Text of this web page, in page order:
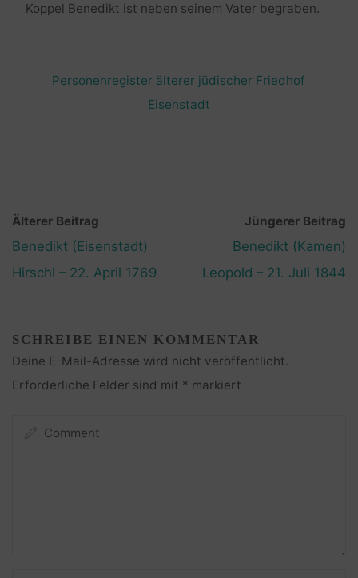
Koppel Benedikt ist neben seinem Vater begraben.
Personenregister älterer jüdischer Friedhof
Eisenstadt
Älterer Beitrag
Benedikt (Eisenstadt)
Hirschl – 22. April 1769
Jüngerer Beitrag
Benedikt (Kamen)
Leopold – 21. Juli 1844
SCHREIBE EINEN KOMMENTAR
Deine E-Mail-Adresse wird nicht veröffentlicht.
Erforderliche Felder sind mit * markiert